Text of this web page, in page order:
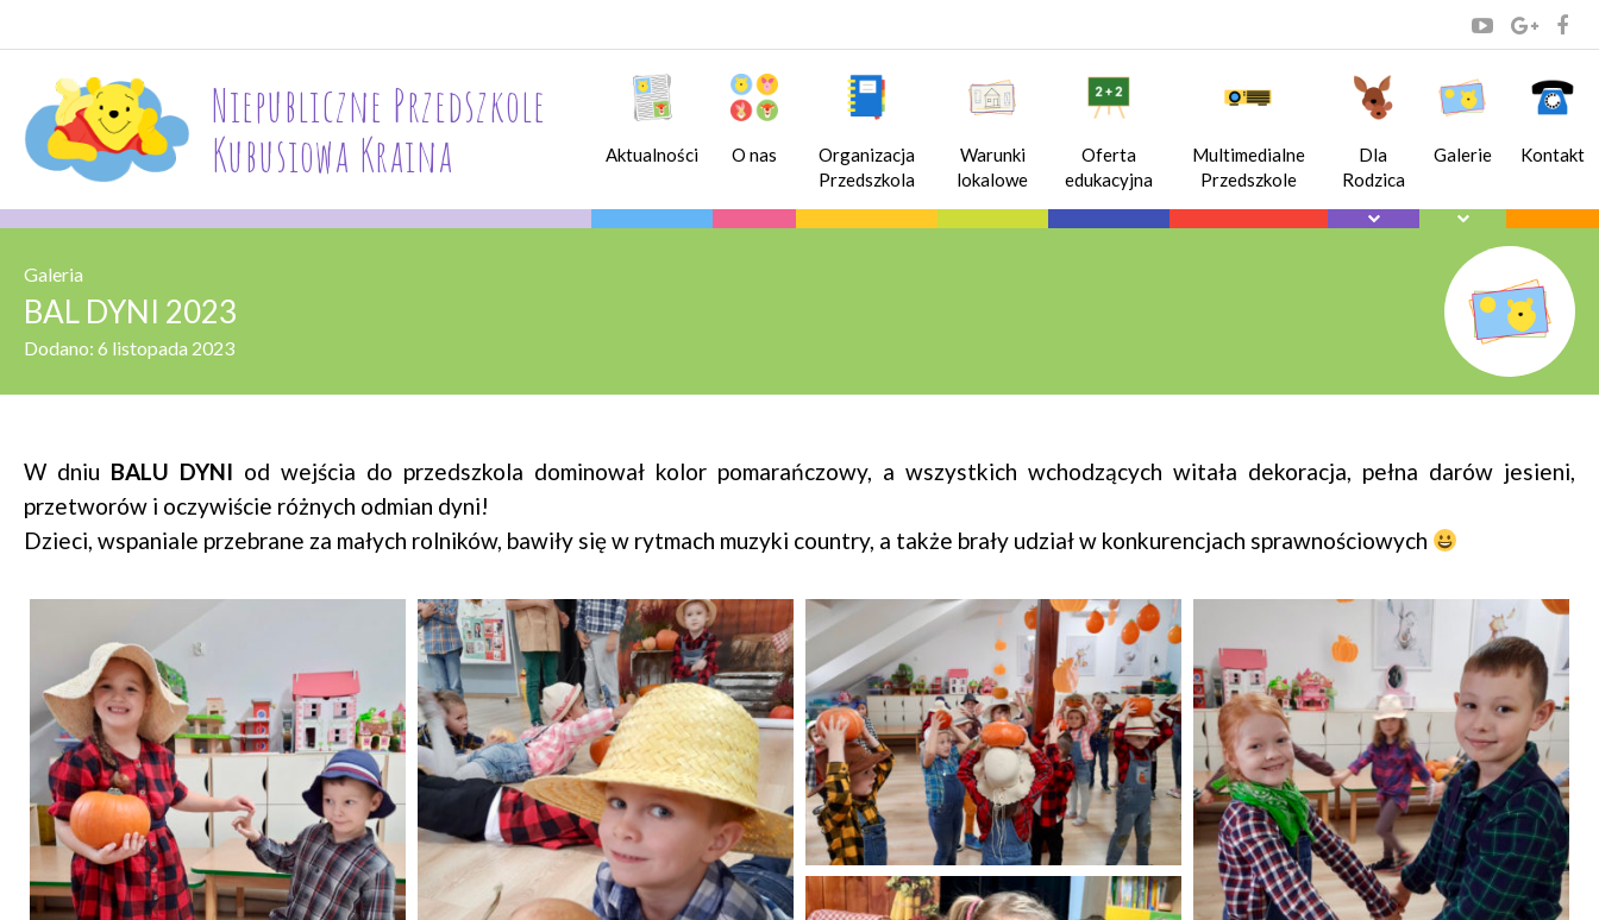
Niepubliczne Przedszkole
Kubusiowa Kraina
Aktualności O nas
Organizacja
Przedszkola
Warunki
lokalowe
Oferta
edukacyjna
Multimedialne
Przedszkole
Dla
Rodzica
Galerie Kontakt
Galeria
BAL DYNI 2023
Dodano: 6 listopada 2023
W dniu BALU DYNI od wejścia do przedszkola dominował kolor pomarańczowy, a wszystkich wchodzących witała dekoracja, pełna darów jesieni,
przetworów i oczywiście różnych odmian dyni!
Dzieci, wspaniale przebrane za małych rolników, bawiły się w rytmach muzyki country, a także brały udział w konkurencjach sprawnościowych